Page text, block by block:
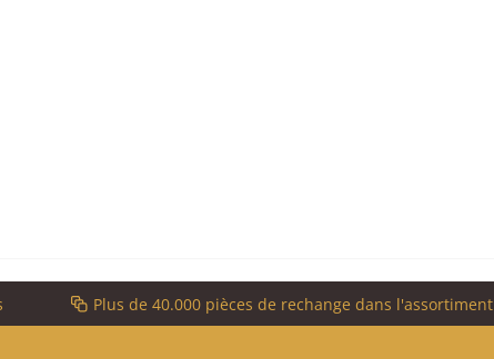
Plus de 40.000 pièces de rechange dans l'assortiment